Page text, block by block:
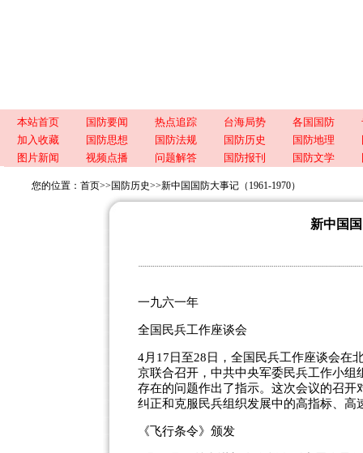
本站首页 国防要闻 热点追踪 台海局势 各国国防
加入收藏
国防思想 国防法规 国防历史 国防地理
图片新闻
视频点播 问题解答 国防报刊 国防文学
您的位置： 首页>> 国防历史>>新中国国防大事记（1961-1970）
新中国
一九六一年
全国民兵工作座谈会
4月17日至28日，全国民兵工作座谈会在
京联合召开，中共中央军委民兵工作小
存在的问题作出了指示。这次会议的召
纠正和克服民兵组织发展中的高指标、高
《飞行条令》颁发